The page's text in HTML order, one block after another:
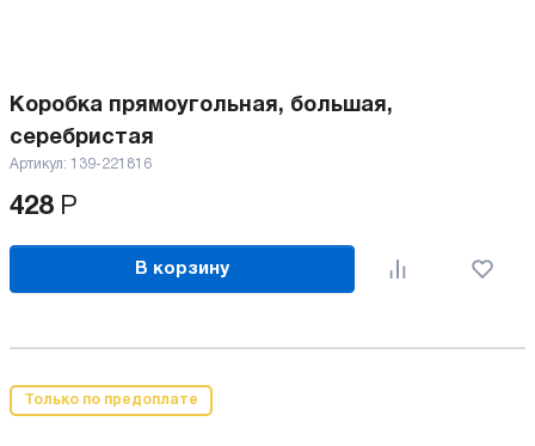
Коробка прямоугольная, большая,
серебристая
Артикул: 139-221816
428 Р
В корзину
Только по предоплате